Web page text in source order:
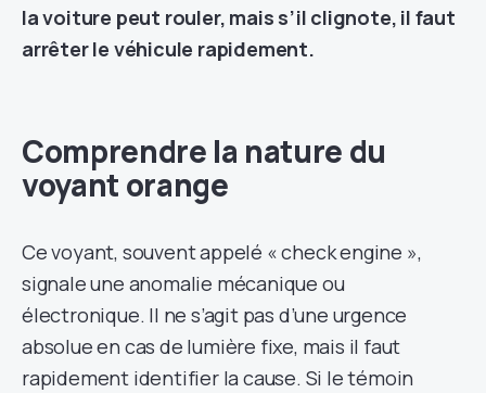
la voiture peut rouler, mais s’il clignote, il faut
arrêter le véhicule rapidement.
Comprendre la nature du
voyant orange
Ce voyant, souvent appelé « check engine »,
signale une anomalie mécanique ou
électronique. Il ne s’agit pas d’une urgence
absolue en cas de lumière fixe, mais il faut
rapidement identifier la cause. Si le témoin